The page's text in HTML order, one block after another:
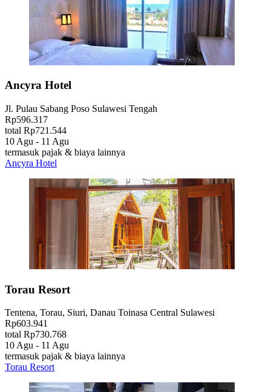
Ancyra Hotel
Jl. Pulau Sabang Poso Sulawesi Tengah
Rp596.317
total Rp721.544
10 Agu - 11 Agu
termasuk pajak & biaya lainnya
Ancyra Hotel
Torau Resort
Tentena, Torau, Siuri, Danau Toinasa Central Sulawesi
Rp603.941
total Rp730.768
10 Agu - 11 Agu
termasuk pajak & biaya lainnya
Torau Resort